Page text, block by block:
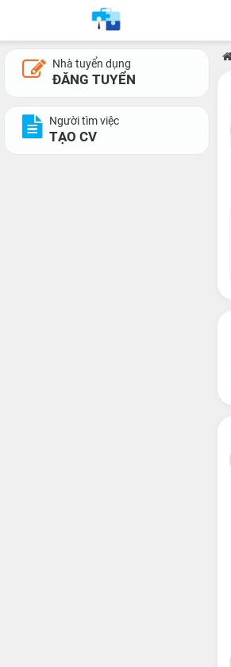
Nhà tuyển dụng
ĐĂNG TUYỂN
Người tìm việc
TẠO CV